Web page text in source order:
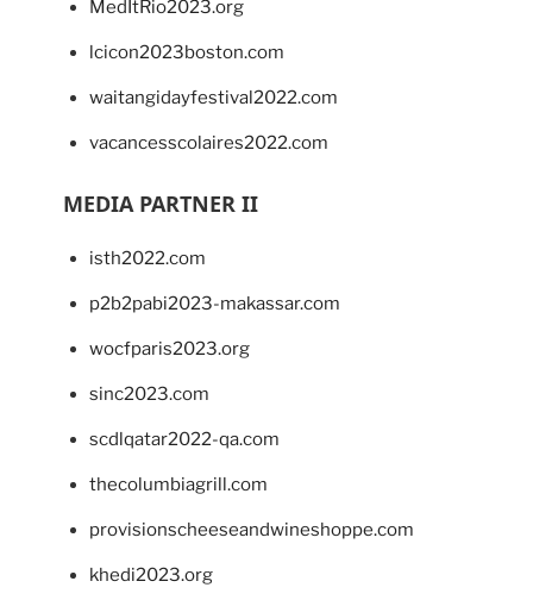
MedItRio2023.org
lcicon2023boston.com
waitangidayfestival2022.com
vacancesscolaires2022.com
MEDIA PARTNER II
isth2022.com
p2b2pabi2023-makassar.com
wocfparis2023.org
sinc2023.com
scdlqatar2022-qa.com
thecolumbiagrill.com
provisionscheeseandwineshoppe.com
khedi2023.org